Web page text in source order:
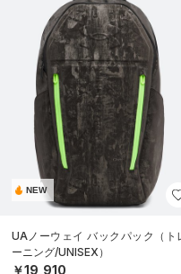
NEW
UAノーウェイ バックパック（ト
ーニング/UNISEX）
￥19,910